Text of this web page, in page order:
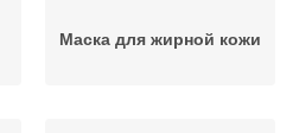
Маска для жирной кожи